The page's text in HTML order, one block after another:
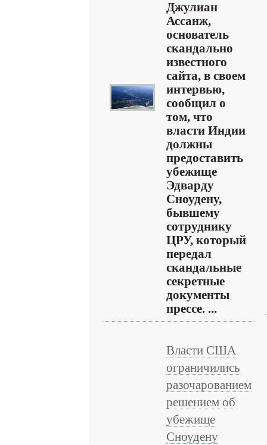
Джулиан
Ассанж,
основатель
скандально
известного
сайта, в своем
интервью,
сообщил о
том, что
власти Индии
должны
предоставить
убежище
Эдварду
Сноудену,
бывшему
сотруднику
ЦРУ, который
передал
скандальные
секретные
документы
прессе. ...
Власти США
ограничились
разочарованием
решением об
убежище
Сноудену